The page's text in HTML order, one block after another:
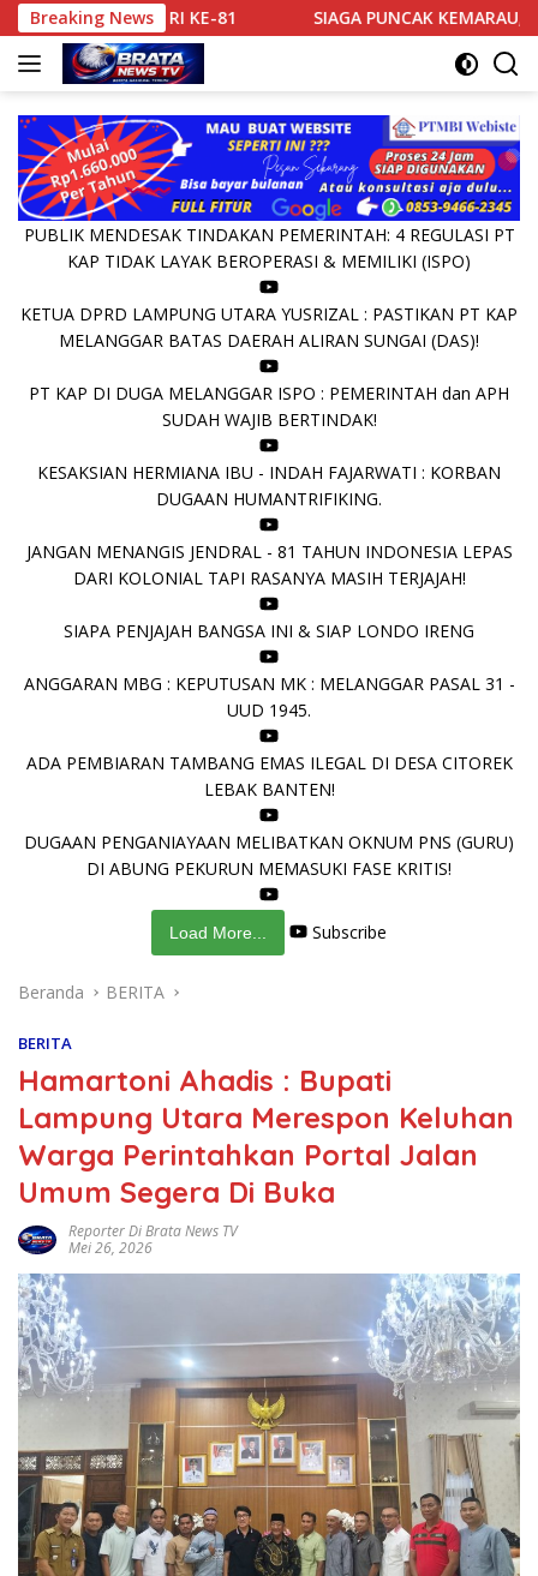
Langsung
ke
konten
Breaking News
HUT RI KE-81 SIAGA PUNCAK KEMARAU, POLRES
PUBLIK MENDESAK TINDAKAN PEMERINTAH: 4 REGULASI PT
KAP TIDAK LAYAK BEROPERASI & MEMILIKI (ISPO)
KETUA DPRD LAMPUNG UTARA YUSRIZAL : PASTIKAN PT KAP
MELANGGAR BATAS DAERAH ALIRAN SUNGAI (DAS)!
PT KAP DI DUGA MELANGGAR ISPO : PEMERINTAH dan APH
SUDAH WAJIB BERTINDAK!
KESAKSIAN HERMIANA IBU - INDAH FAJARWATI : KORBAN
DUGAAN HUMANTRIFIKING.
JANGAN MENANGIS JENDRAL - 81 TAHUN INDONESIA LEPAS
DARI KOLONIAL TAPI RASANYA MASIH TERJAJAH!
SIAPA PENJAJAH BANGSA INI & SIAP LONDO IRENG
ANGGARAN MBG : KEPUTUSAN MK : MELANGGAR PASAL 31 -
UUD 1945.
ADA PEMBIARAN TAMBANG EMAS ILEGAL DI DESA CITOREK
LEBAK BANTEN!
DUGAAN PENGANIAYAAN MELIBATKAN OKNUM PNS (GURU)
DI ABUNG PEKURUN MEMASUKI FASE KRITIS!
Load More... Subscribe
Beranda BERITA
BERITA
Hamartoni Ahadis : Bupati
Lampung Utara Merespon Keluhan
Warga Perintahkan Portal Jalan
Umum Segera Di Buka
Reporter Di Brata News TV
Mei 26, 2026